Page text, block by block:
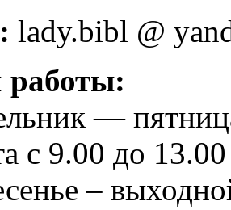
lady.bibl @
—
с 9.00 до 13.00
–